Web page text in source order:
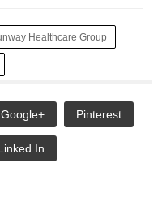
Healthcare Group
Google+ Pinterest
In